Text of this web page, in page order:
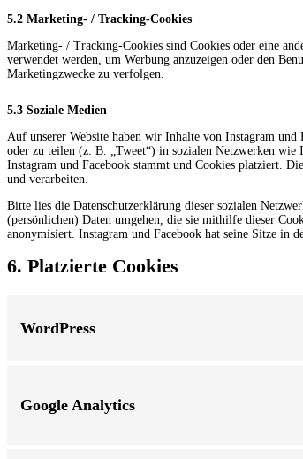
5.2 Marketing- / Tracking-Cookies
Marketing- / Tracking-Cookies sind Cookies oder eine
verwendet werden, um Werbung anzuzeigen oder den
Marketingzwecke zu verfolgen.
5.3 Soziale Medien
Auf unserer Website haben wir Inhalte von Instagram
oder zu teilen (z. B. „Tweet“) in sozialen Netzwerken
Instagram und Facebook stammt und Cookies platziert.
und verarbeiten.
Bitte lies die Datenschutzerklärung dieser sozialen
(persönlichen) Daten umgehen, die sie mithilfe dieser
anonymisiert. Instagram und Facebook hat seine Sitze in
6. Platzierte Cookies
WordPress
Google Analytics